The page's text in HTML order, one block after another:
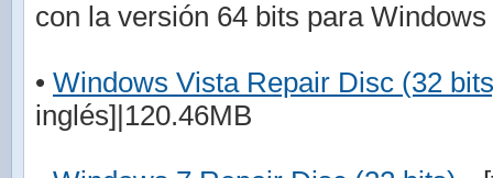
con la versión 64 bits para Windows
• Windows Vista Repair Disc (32
inglés]|120.46MB